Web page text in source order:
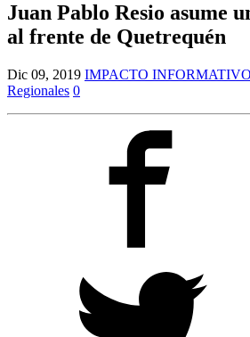
Juan Pablo Resio asume
al frente de Quetrequén
Dic 09, 2019 IMPACTO INFORMATIVO
Regionales 0